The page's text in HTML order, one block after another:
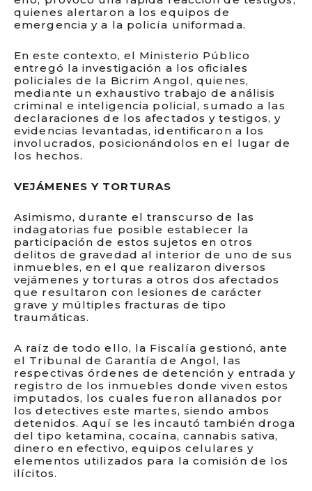
quienes alertaron a los equipos de
emergencia y a la policía uniformada.
En este contexto, el Ministerio Público
entregó la investigación a los oficiales
policiales de la Bicrim Angol, quienes,
mediante un exhaustivo trabajo de análisis
criminal e inteligencia policial, sumado a las
declaraciones de los afectados y testigos, y
evidencias levantadas, identificaron a los
involucrados, posicionándolos en el lugar de
los hechos.
VEJÁMENES Y TORTURAS
Asimismo, durante el transcurso de las
indagatorias fue posible establecer la
participación de estos sujetos en otros
delitos de gravedad al interior de uno de sus
inmuebles, en el que realizaron diversos
vejámenes y torturas a otros dos afectados
que resultaron con lesiones de carácter
grave y múltiples fracturas de tipo
traumáticas.
A raíz de todo ello, la Fiscalía gestionó, ante
el Tribunal de Garantía de Angol, las
respectivas órdenes de detención y entrada y
registro de los inmuebles donde viven estos
imputados, los cuales fueron allanados por
los detectives este martes, siendo ambos
detenidos. Aquí se les incautó también droga
del tipo ketamina, cocaína, cannabis sativa,
dinero en efectivo, equipos celulares y
elementos utilizados para la comisión de los
ilícitos.